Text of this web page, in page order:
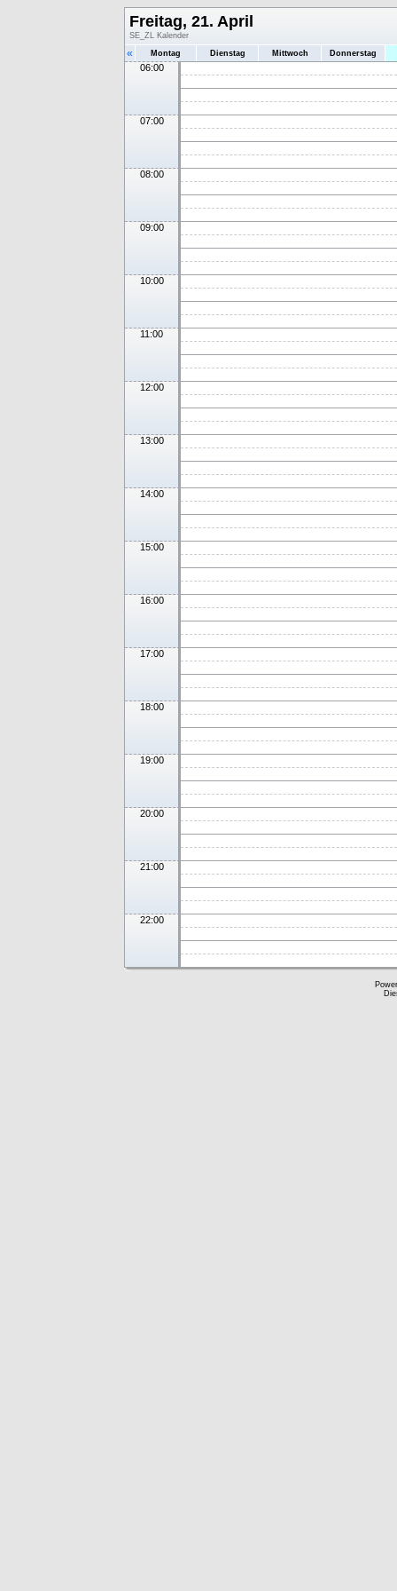
Freitag, 21. April
SE_ZL Kalender
« Montag Dienstag Mittwoch Donnerstag
06:00
07:00
08:00
09:00
10:00
11:00
12:00
13:00
14:00
15:00
16:00
17:00
18:00
19:00
20:00
21:00
22:00